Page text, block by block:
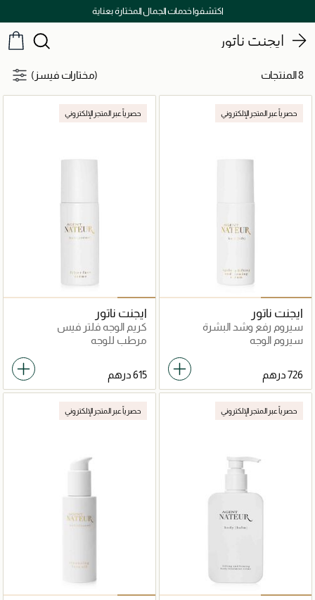
اكتشفوا خدمات الجمال المختارة بعناية
ايجنت ناتور
8 المنتجات (مختارات فيسز)
حصرياً عبر المتجر الإلكتروني
ايجنت ناتور
سيروم رفع وشد البشرة
إيجليس
سيروم الوجه
حصرياً عبر المتجر الإلكتروني
ايجنت ناتور
كريم الوجه فلتر فيس
مرطب للوجه
حصرياً عبر المتجر الإلكتروني حصرياً عبر المتجر الإلكتروني